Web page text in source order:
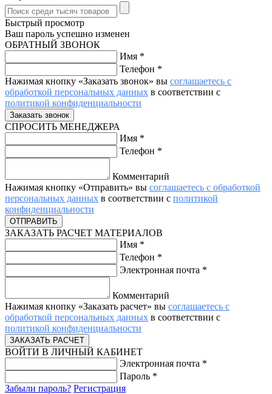
Быстрый просмотр
Ваш пароль успешно изменен
ОБРАТНЫЙ ЗВОНОК
Имя *
Телефон *
Нажимая кнопку «Заказать звонок» вы соглашаетесь с
обработкой персональных данных в соответствии с
политикой конфиденциальности
СПРОСИТЬ МЕНЕДЖЕРА
Имя *
Телефон *
Комментарий
Нажимая кнопку «Отправить» вы соглашаетесь с обработкой
персональных данных в соответствии с политикой
конфиденциальности
ЗАКАЗАТЬ РАСЧЕТ МАТЕРИАЛОВ
Имя *
Телефон *
Электронная почта *
Комментарий
Нажимая кнопку «Заказать расчет» вы соглашаетесь с
обработкой персональных данных в соответствии с
политикой конфиденциальности
ВОЙТИ В ЛИЧНЫЙ КАБИНЕТ
Электронная почта *
Пароль *
Забыли пароль? Регистрация